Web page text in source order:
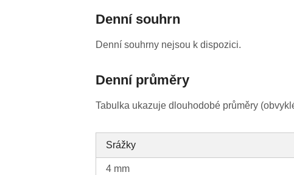
Denní souhrn
Denní souhrny nejsou k dispozici.
Denní průměry
Tabulka ukazuje dlouhodobé průměry
Srážky
4 mm